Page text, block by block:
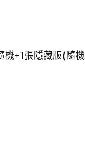
機+1張隱藏版(隨